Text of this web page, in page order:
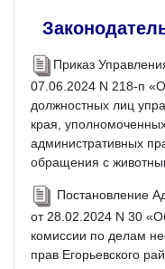
Приказ
07.06.2024 N 218-п
должностных лиц
края,
административных
обращения с
Постановление
от 28.02.2024 N 30
комиссии по делам
прав Егорьевского